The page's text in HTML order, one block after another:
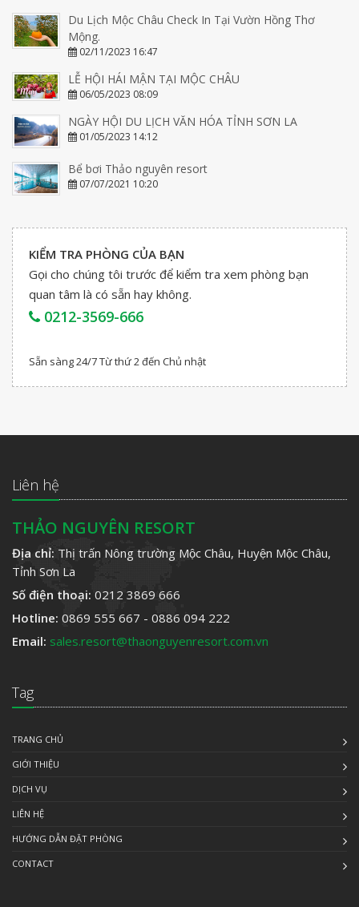
Du Lịch Mộc Châu Check In Tại Vườn Hồng Thơ
Mộng.
02/11/2023 16:47
LỄ HỘI HÁI MẬN TẠI MỘC CHÂU
06/05/2023 08:09
NGÀY HỘI DU LỊCH VĂN HÓA TỈNH SƠN LA
01/05/2023 14:12
Bể bơi Thảo nguyên resort
07/07/2021 10:20
KIỂM TRA PHÒNG CỦA BẠN
Gọi cho chúng tôi trước để kiểm tra xem phòng bạn
quan tâm là có sẵn hay không.
0212-3569-666
Sẵn sàng 24/7 Từ thứ 2 đến Chủ nhật
Liên hệ
THẢO NGUYÊN RESORT
Địa chỉ: Thị trấn Nông trường Mộc Châu, Huyện Mộc Châu,
Tỉnh Sơn La
Số điện thoại: 0212 3869 666
Hotline: 0869 555 667 - 0886 094 222
Email: sales.resort@thaonguyenresort.com.vn
Tag
TRANG CHỦ
GIỚI THIỆU
DỊCH VỤ
LIÊN HỆ
HƯỚNG DẪN ĐẶT PHÒNG
CONTACT